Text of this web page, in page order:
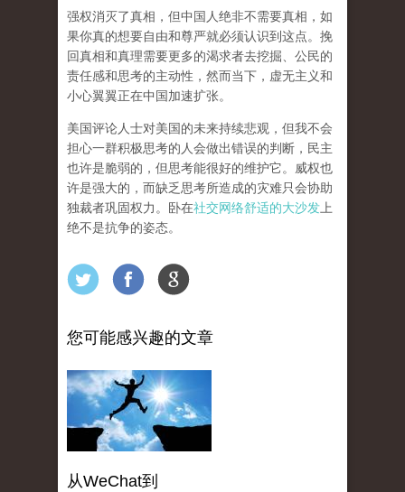
强权消灭了真相，但中国人绝非不需要真相，如
果你真的想要自由和尊严就必须认识到这点。挽
回真相和真理需要更多的渴求者去挖掘、公民的
责任感和思考的主动性，然而当下，虚无主义和
小心翼翼正在中国加速扩张。
美国评论人士对美国的未来持续悲观，但我不会
担心一群积极思考的人会做出错误的判断，民主
也许是脆弱的，但思考能很好的维护它。威权也
许是强大的，而缺乏思考所造成的灾难只会协助
独裁者巩固权力。卧在社交网络舒适的大沙发 上
绝不是抗争的姿态。
您可能感兴趣的文章
从WeChat到